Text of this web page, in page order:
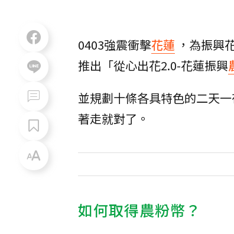
0403強震衝擊花蓮 ，為振興
推出「從心出花2.0-花蓮振興
並規劃十條各具特色的二天
著走就對了。
如何取得農粉幣？